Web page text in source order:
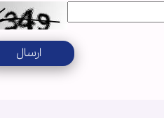
ارسال